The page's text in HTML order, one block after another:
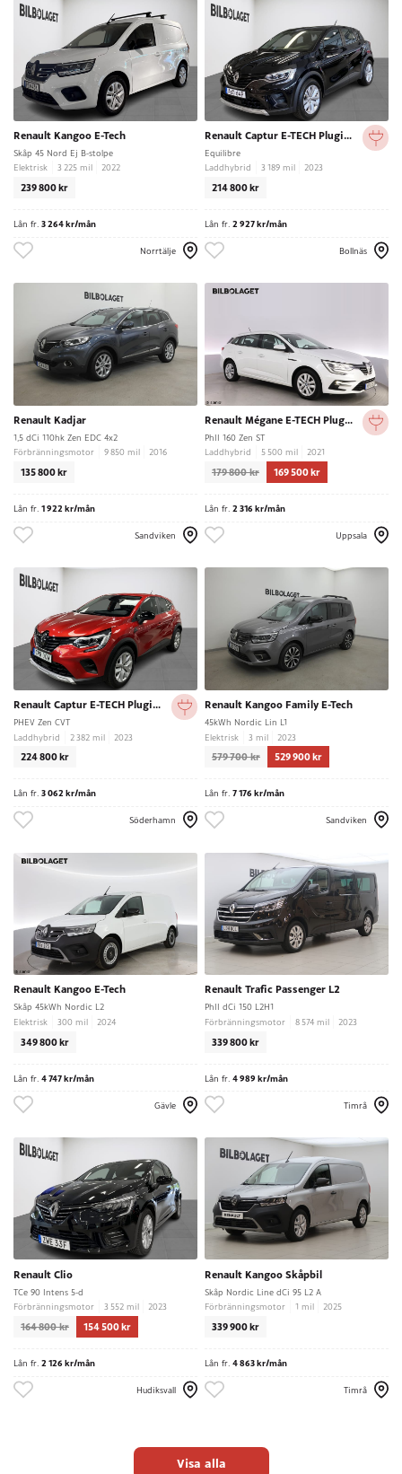
Renault Kangoo E-Tech
Skåp 45 Nord Ej B-stolpe
Elektrisk
3 225 mil 2022
239 800 kr
Lån fr. 3 264 kr/mån
Norrtälje
Renault Captur E-TECH Plugin-Hybrid 160
Equilibre
Laddhybrid
3 189 mil 2023
214 800 kr
Lån fr. 2 927 kr/mån
Bollnäs
Renault Kadjar
1,5 dCi 110hk Zen EDC 4x2
Förbränningsmotor
9 850 mil 2016
135 800 kr
Lån fr. 1 922 kr/mån
Sandviken
Renault Mégane E-TECH Plug-in Sport Tourer
PhII 160 Zen ST
Laddhybrid
5 500 mil 2021
179 800 kr 169 500 kr
Lån fr. 2 316 kr/mån
Uppsala
Renault Captur E-TECH Plugin-Hybrid 160
PHEV Zen CVT
Laddhybrid
2 382 mil 2023
224 800 kr
Lån fr. 3 062 kr/mån
Söderhamn
Renault Kangoo Family E-Tech
45kWh Nordic Lin L1
Elektrisk
3 mil 2023
579 700 kr 529 900 kr
Lån fr. 7 176 kr/mån
Sandviken
Renault Kangoo E-Tech
Skåp 45kWh Nordic L2
Elektrisk
300 mil 2024
349 800 kr
Lån fr. 4 747 kr/mån
Gävle
Renault Trafic Passenger L2
PhII dCi 150 L2H1
Förbränningsmotor
8 574 mil 2023
339 800 kr
Lån fr. 4 989 kr/mån
Timrå
Renault Clio
TCe 90 Intens 5-d
Förbränningsmotor
3 552 mil 2023
164 800 kr 154 500 kr
Lån fr. 2 126 kr/mån
Hudiksvall
Renault Kangoo Skåpbil
Skåp Nordic Line dCi 95 L2 A
Förbränningsmotor
1 mil 2025
339 900 kr
Lån fr. 4 863 kr/mån
Timrå
Visa alla